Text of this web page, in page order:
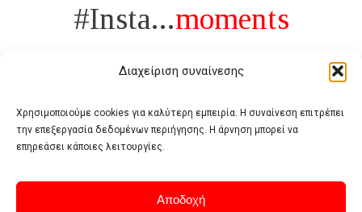
Διαχείριση συναίνεσης
Χρησιμοποιούμε cookies για καλύτερη εμπειρία. Η συναίνεση επιτρέπει
την επεξεργασία δεδομένων περιήγησης. Η άρνηση μπορεί να
επηρεάσει κάποιες λειτουργίες.
Αποδοχή
#Insta...moments
Πολυτέλεια δεν είναι το αντίθετο της ανέχειας, είναι το αντίθετο της